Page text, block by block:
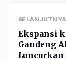
SELANJUTNYA
Ekspansi
Gandeng
Luncurkan